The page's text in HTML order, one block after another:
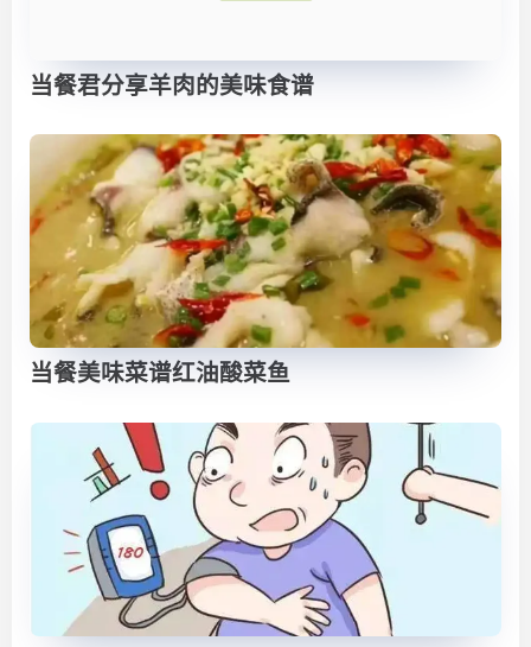
当餐君分享羊肉的美味食谱
当餐美味菜谱红油酸菜鱼